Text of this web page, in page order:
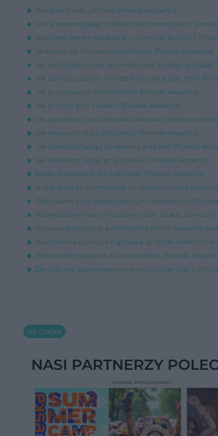
Dieta na zrosty jelitowe [Porada eksperta]
Dieta wspomagająca odbudowę hemoglobiny
Dlaczego jestem osłabiona i nie mogę przytyć?
Jadłospis dla chorego na jelitówkę [Porada eksperta]
Jak nastolatka może wymodelować biodra i
Jak obniżyć poziom cholesterolu dietą przy IBS?
Jak przyspieszyć metabolizm? [Porada eksperta]
Jak przytyć przy celiakii? [Porada eksperta]
Jak sprawdzić, czy odżywka białkowa została
Jak stosować hubę brzozową? [Porada eksperta]
Jak zwiększyć wagę po resekcji żołądka? [Porada
Jak zwiększyć wagę przy celiakii? [Porada eksperta]
Mleko wielbłądzie dla cukrzyka? [Porada eksperta]
Nagłe tycie po hormonach na niedoczynność
Odżywianie przy podwyższonym cholesterolu
Podwyższony kwas moczowy. Gdzie szukać
Ustawiona tarczyca, a nie chudnę mimo wsparcia
Wyrównana cukrzyca ciążowa a grzeszki dietetyczne
Zdrowe odchudzanie dla nastolatków [Porada
Źle dobrane zapotrzebowanie kaloryczne przy
Iza Czajka
NASI PARTNERZY
MATERIAŁ SPONSOROWANY